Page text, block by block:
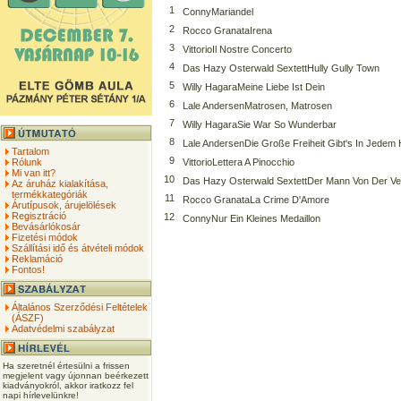
Tartalom
Rólunk
Mi van itt?
Az áruház kialakítása,
termékkategóriák
Árutípusok, árujelölések
Regisztráció
Bevásárlókosár
Fizetési módok
Szállítási idő és átvételi módok
Reklamáció
Fontos!
Általános Szerződési Feltételek
(ÁSZF)
Adatvédelmi szabályzat
Ha szeretnél értesülni a frissen
megjelent vagy újonnan beérkezett
kiadványokról, akkor iratkozz fel
napi hírlevelünkre!
1
ConnyMariandel
2
Rocco GranataIrena
3
VittorioIl Nostre Concerto
4
Das Hazy Osterwald SextettHully Gully Town
5
Willy HagaraMeine Liebe Ist Dein
6
Lale AndersenMatrosen, Matrosen
7
Willy HagaraSie War So Wunderbar
8
Lale AndersenDie Große Freiheit Gibt's In Jedem
9
VittorioLettera A Pinocchio
10
Das Hazy Osterwald SextettDer Mann Von Der
11
Rocco GranataLa Crime D'Amore
12
ConnyNur Ein Kleines Medaillon